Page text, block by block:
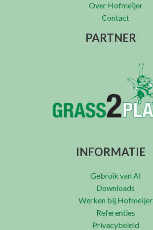
Over Hofmeijer
Contact
PARTNER
INFORMATIE
Gebruik van AI
Downloads
Werken bij Hofmeijer
Referenties
Privacybeleid